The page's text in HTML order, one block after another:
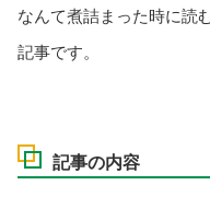
なんて煮詰まった時に読
記事です。
記事の内容